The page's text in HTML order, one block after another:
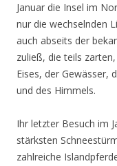
Januar die Insel im
nur die wechselnden
auch abseits der
zuließ, die teils
Eises, der Gewässer,
und des Himmels.
Ihr letzter Besuch im
stärksten
zahlreiche